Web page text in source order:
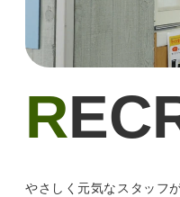
R
やさしく元気なスタッフ